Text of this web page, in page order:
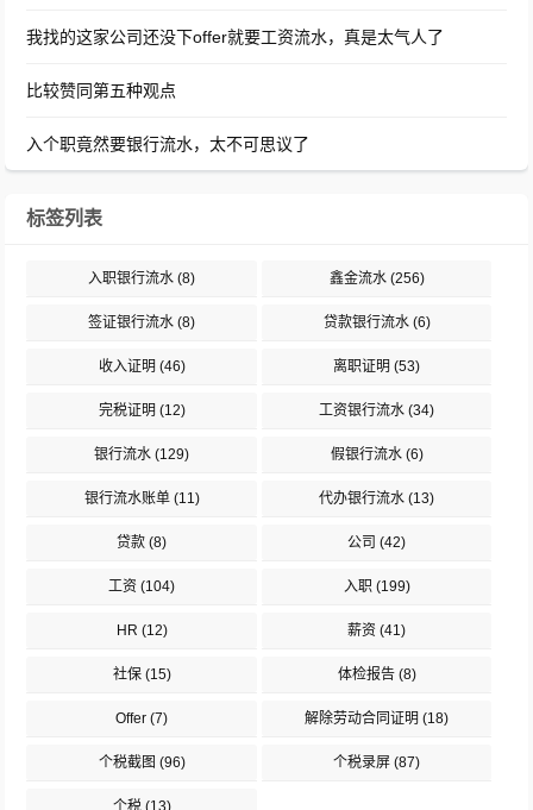
我找的这家公司还没下offer就要工资流水，真是太气人了
比较赞同第五种观点
入个职竟然要银行流水，太不可思议了
标签列表
入职银行流水 (8) 鑫金流水(256)
签证银行流水 (8) 贷款银行流水(6)
收入证明 (46) 离职证明 (53)
完税证明 (12) 工资银行流水 (34)
银行流水 (129) 假银行流水(6)
银行流水账单(11) 代办银行流水 (13)
贷款 (8) 公司 (42)
工资 (104) 入职 (199)
HR (12) 薪资 (41)
社保(15) 体检报告(8)
Offer (7) 解除劳动合同证明 (18)
个税截图 (96) 个税录屏 (87)
个税(13)